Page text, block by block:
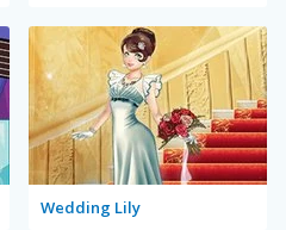
Wedding Lily